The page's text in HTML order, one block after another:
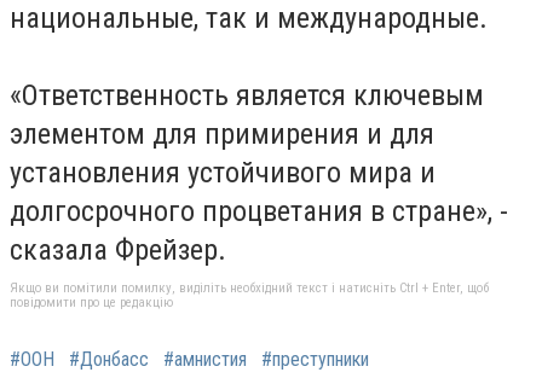
национальные, так и международные.
«Ответственность является ключевым
элементом для примирения и для
установления устойчивого мира и
долгосрочного процветания в стране», -
сказала Фрейзер.
Якщо ви помітили помилку, виділіть необхідний текст і натисніть Ctrl + Enter, щоб
повідомити про це редакцію
#ООН #Донбасс #амнистия #преступники